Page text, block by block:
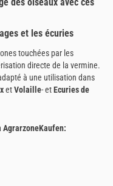
et les écuries
touchées par les
directe de la vermine.
à une utilisation dans
etVolaille- etEcuries de